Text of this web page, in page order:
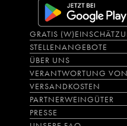
GRATIS
STELLENANGEBOTE
ÜBER UNS
VERANTWORTUNG
VERSANDKOSTEN
PARTNERWEINGÜTER
PRESSE